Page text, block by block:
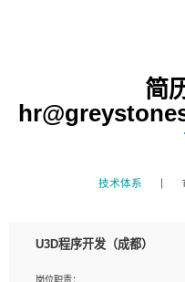
简
技术体系
U3D程序开发（成都）
岗位职责：